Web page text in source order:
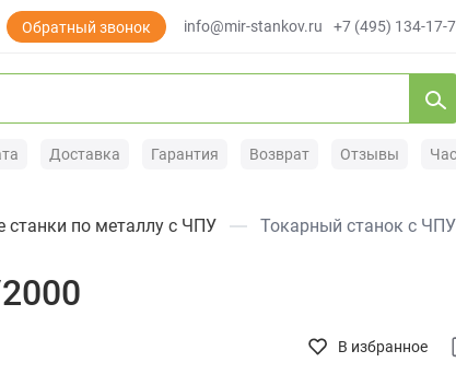
Обратный звонок info@mir-stankov.ru +7 (495) 134-17-
Доставка Гарантия Возврат Отзывы
станки по металлу с ЧПУ Токарный станок с
В избранное